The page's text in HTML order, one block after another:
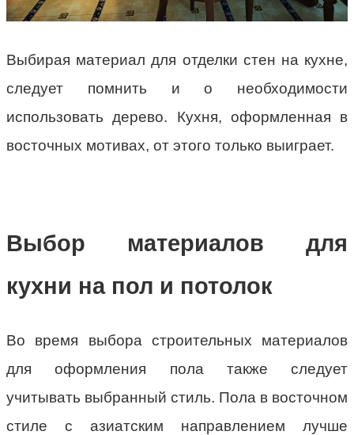
Выбирая материал для отделки стен на кухне,
следует помнить и о необходимости
использовать дерево. Кухня, оформленная в
восточных мотивах, от этого только выиграет.
Выбор материалов для
кухни на пол и потолок
Во время выбора строительных материалов
для оформления пола также следует
учитывать выбранный стиль. Пола в восточном
стиле с азиатским направлением лучше